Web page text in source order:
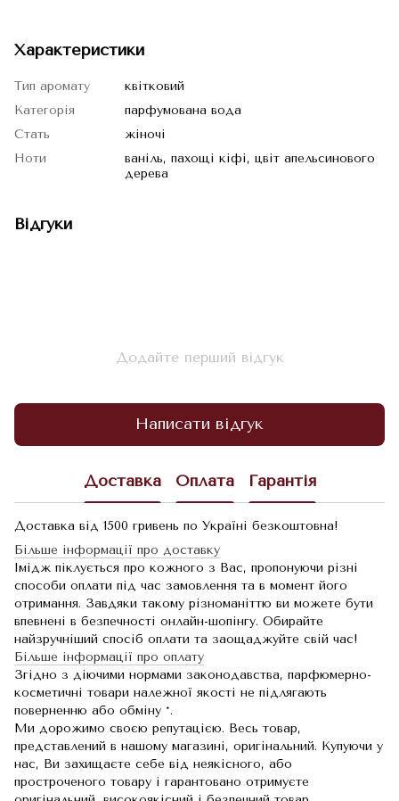
Характеристики
Тип аромату
квітковий
Категорія
парфумована вода
Стать
жіночі
Ноти
ваніль, пахощі кіфі, цвіт апельсинового
дерева
Відгуки
Додайте перший відгук
Написати відгук
Доставка Оплата Гарантія
Доставка від 1500 гривень по Україні безкоштовна!
Більше інформації про доставку
Імідж піклується про кожного з Вас, пропонуючи різні
способи оплати під час замовлення та в момент його
отримання. Завдяки такому різноманіттю ви можете бути
впевнені в безпечності онлайн-шопінгу. Обирайте
найзручніший спосіб оплати та заощаджуйте свій час!
Більше інформації про оплату
Згідно з діючими нормами законодавства, парфюмерно-
косметичні товари належної якості не підлягають
поверненню або обміну *.
Ми дорожимо своєю репутацією. Весь товар,
представлений в нашому магазині, оригінальний. Купуючи у
нас, Ви захищаєте себе від неякісного, або
простроченого товару і гарантовано отримуєте